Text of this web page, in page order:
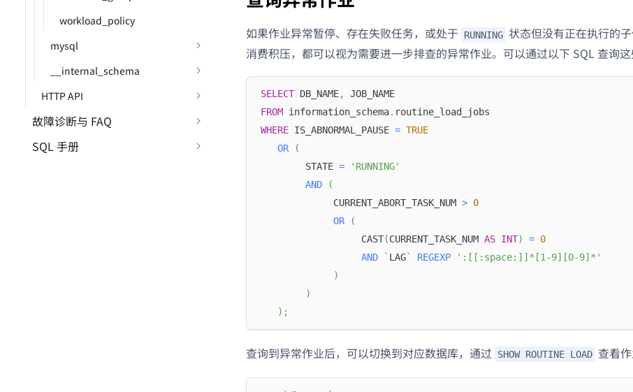
workload_policy
mysql
__internal_schema
HTTP API
故障诊断与 FAQ
SQL 手册
如果作业异常暂停、存在失败任务，或处于 RUNNING 状态但没有正在执行的
消费积压，都可以视为需要进一步排查的异常作业。可以通过以下 SQL 查询这
SELECT DB_NAME,
JOB_NAME
FROM information_schema. routine_load_jobs
WHERE IS_ABNORMAL_PAUSE = TRUE
OR
(
        STATE
=
'RUNNING'
AND
(
             CURRENT_ABORT_TASK_NUM
> 0
OR
(
                  CAST
(CURRENT_TASK_NUM AS INT) = 0
AND
` LAG` REGEXP
':[[:space:]]*[1-9][0-9]*'
)
)
) ;
查询到异常作业后，可以切换到对应数据库，通过 SHOW ROUTINE LOAD 查看作